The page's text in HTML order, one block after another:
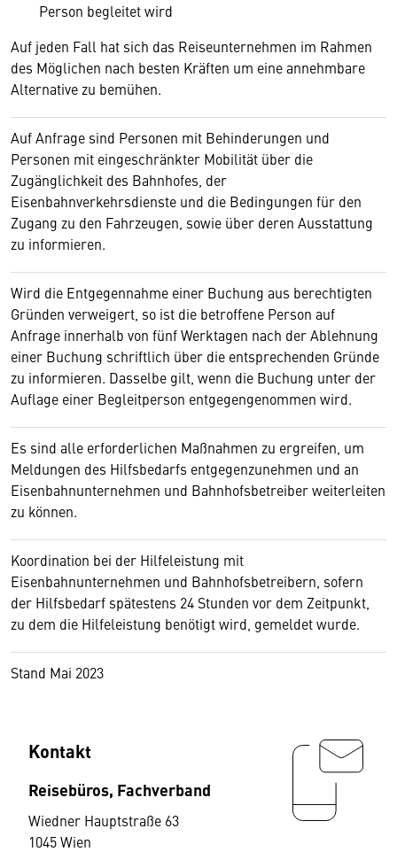
Person begleitet wird
Auf jeden Fall hat sich das Reiseunternehmen im Rahmen
des Möglichen nach besten Kräften um eine annehmbare
Alternative zu bemühen.
Auf Anfrage sind Personen mit Behinderungen und
Personen mit eingeschränkter Mobilität über die
Zugänglichkeit des Bahnhofes, der
Eisenbahnverkehrsdienste und die Bedingungen für den
Zugang zu den Fahrzeugen, sowie über deren Ausstattung
zu informieren.
Wird die Entgegennahme einer Buchung aus berechtigten
Gründen verweigert, so ist die betroffene Person auf
Anfrage innerhalb von fünf Werktagen nach der Ablehnung
einer Buchung schriftlich über die entsprechenden Gründe
zu informieren. Dasselbe gilt, wenn die Buchung unter der
Auflage einer Begleitperson entgegengenommen wird.
Es sind alle erforderlichen Maßnahmen zu ergreifen, um
Meldungen des Hilfsbedarfs entgegenzunehmen und an
Eisenbahnunternehmen und Bahnhofsbetreiber weiterleiten
zu können.
Koordination bei der Hilfeleistung mit
Eisenbahnunternehmen und Bahnhofsbetreibern, sofern
der Hilfsbedarf spätestens 24 Stunden vor dem Zeitpunkt,
zu dem die Hilfeleistung benötigt wird, gemeldet wurde.
Stand Mai 2023
Kontakt
Reisebüros, Fachverband
Wiedner Hauptstraße 63
1045 Wien